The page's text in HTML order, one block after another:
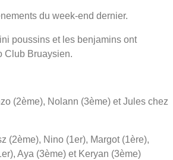
du week-end dernier.
poussins et les benjamins ont
Club Bruaysien.
(2ème), Nolann (3ème) et Jules chez
(2ème), Nino (1er), Margot (1ère),
Aya (3ème) et Keryan (3ème)